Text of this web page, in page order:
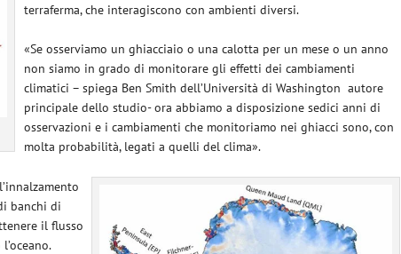
terraferma, che interagiscono con ambienti diversi.
«Se osserviamo un ghiacciaio o una calotta per un mese o un anno
non siamo in grado di monitorare gli effetti dei cambiamenti
climatici – spiega Ben Smith dell’Università di Washington autore
principale dello studio- ora abbiamo a disposizione sedici anni di
osservazioni e i cambiamenti che monitoriamo nei ghiacci sono, con
molta probabilità, legati a quelli del clima».
banchi di
il flusso